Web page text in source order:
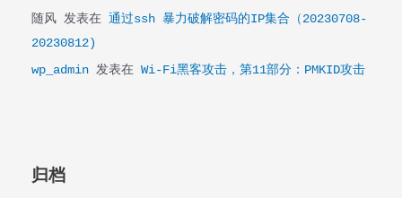
随风发表在 通过ssh 暴力破解密码的IP集合（20230708-
20230812)
wp_admin发表在 Wi-Fi黑客攻击，第11部分：PMKID攻击
归档